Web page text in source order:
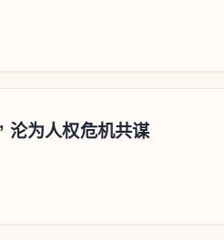
沦为人权危机共谋